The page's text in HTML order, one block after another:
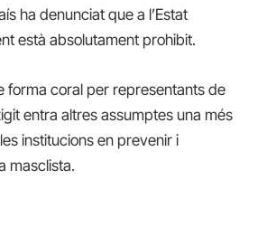
ha denunciat que a l’Estat
està absolutament prohibit.
forma coral per representants de
entra altres assumptes una més
institucions en prevenir i
masclista.